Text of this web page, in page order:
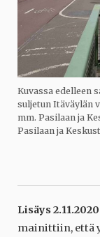
Kuvassa edelleen
suljetun Itäväylän
mm. Pasilaan ja
Pasilaan ja
Lisäys 2.11.2020
mainittiin, että